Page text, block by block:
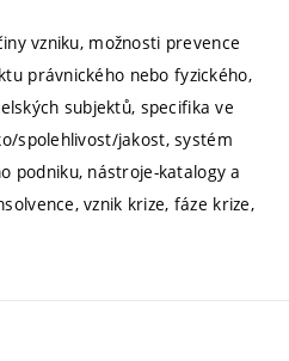
vzniku, možnosti prevence
právnického nebo fyzického,
subjektů, specifika ve
spolehlivost/jakost, systém
podniku, nástroje-katalogy a
vznik krize, fáze krize,